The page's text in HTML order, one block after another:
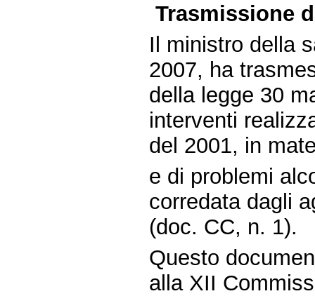
Trasmissione
Il ministro della
2007, ha
della legge 30
interventi
del 2001, in
e di problemi
corredata dagli
(doc. CC, n. 1).
Questo
alla XII